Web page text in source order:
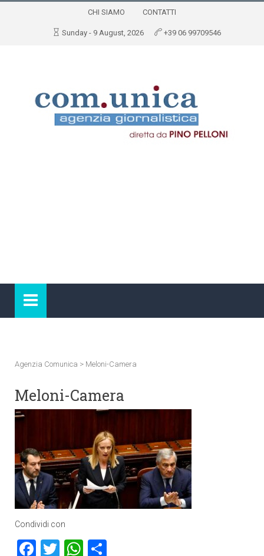
CHI SIAMO CONTATTI
Sunday - 9 August, 2026 +39 06 99709546
Agenzia Comunica > Meloni-Camera
Meloni-Camera
Condividi con
Facebook
TwitterWhatsApp